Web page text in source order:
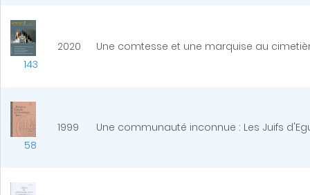
143
2020 Une comtesse et une marquise au
58
1999 Une communauté inconnue : Les Juifs